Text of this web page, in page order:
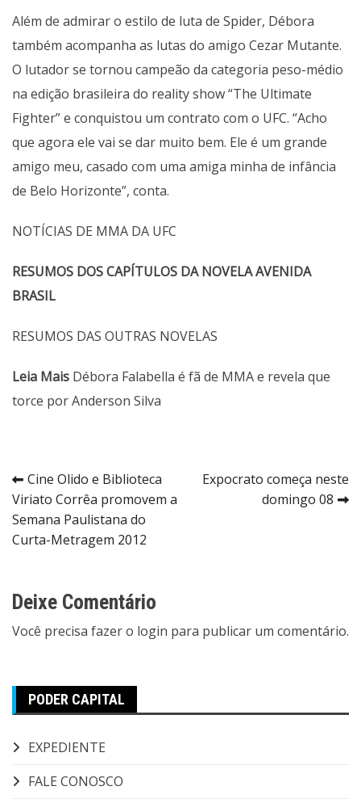
Além de admirar o estilo de luta de Spider, Débora
também acompanha as lutas do amigo Cezar Mutante.
O lutador se tornou campeão da categoria peso-médio
na edição brasileira do reality show “The Ultimate
Fighter” e conquistou um contrato com o UFC. “Acho
que agora ele vai se dar muito bem. Ele é um grande
amigo meu, casado com uma amiga minha de infância
de Belo Horizonte”, conta.
NOTÍCIAS DE MMA DA UFC
RESUMOS DOS CAPÍTULOS DA NOVELA AVENIDA
BRASIL
RESUMOS DAS OUTRAS NOVELAS
Leia Mais Débora Falabella é fã de MMA e revela que
torce por Anderson Silva
Navegação
de
Post
Cine Olido e Biblioteca
Viriato Corrêa promovem a
Semana Paulistana do
Curta-Metragem 2012
Expocrato começa neste
domingo 08
Deixe Comentário
Você precisa fazer o login para publicar um comentário.
PODER CAPITAL
EXPEDIENTE
FALE CONOSCO